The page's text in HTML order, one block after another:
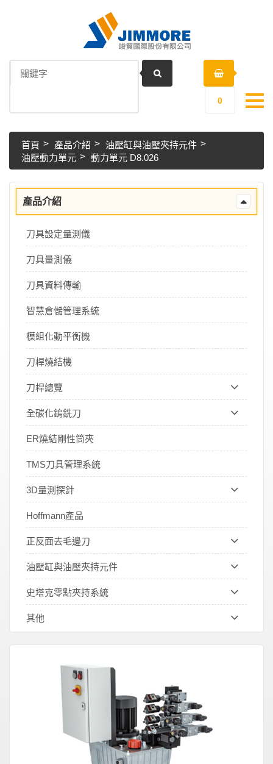
0
首頁 產品介紹
油壓缸與油壓夾持元件
油壓動力單元
動力單元 D8.026
產品介紹
刀具設定量測儀
刀具量測儀
刀具資料傳輸
智慧倉儲管理系統
模組化動平衡機
刀桿燒結機
刀桿總覽
全碳化鎢銑刀
ER燒結剛性筒夾
TMS刀具管理系統
3D量測探針
Hoffmann產品
正反面去毛邊刀
油壓缸與油壓夾持元件
史塔克零點夾持系統
其他